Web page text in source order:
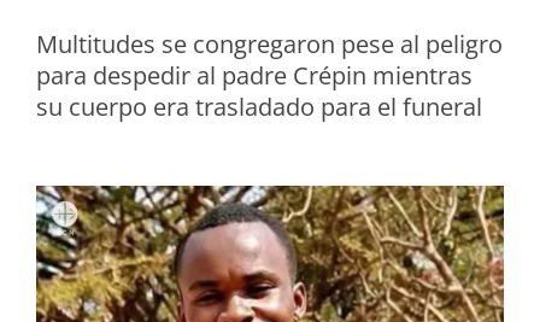
Multitudes se congregaron pese al peligro
para despedir al padre Crépin mientras
su cuerpo era trasladado para el funeral